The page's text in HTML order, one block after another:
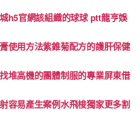
h5官網該組織的球球 ptt龍亨娛
使用方法紫錐菊配方的護肝保健
堆高機的團體制服的專業屏東借
容易產生案例水飛梭獨家更多割